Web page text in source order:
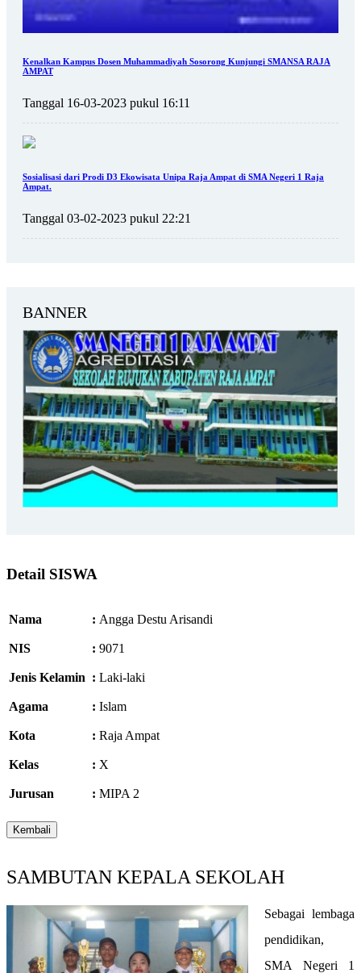
Kenalkan Kampus Dosen Muhammadiyah Sosorong Kunjungi SMANSA RAJA
AMPAT
Tanggal 16-03-2023 pukul 16:11
Sosialisasi dari Prodi D3 Ekowisata Unipa Raja Ampat di SMA Negeri 1 Raja
Ampat.
Tanggal 03-02-2023 pukul 22:21
BANNER
Detail SISWA
Nama : Angga Destu Arisandi
NIS : 9071
Jenis Kelamin : Laki-laki
Agama : Islam
Kota : Raja Ampat
Kelas : X
Jurusan : MIPA 2
SAMBUTAN KEPALA SEKOLAH
Sebagai lembaga
pendidikan,
SMA Negeri 1